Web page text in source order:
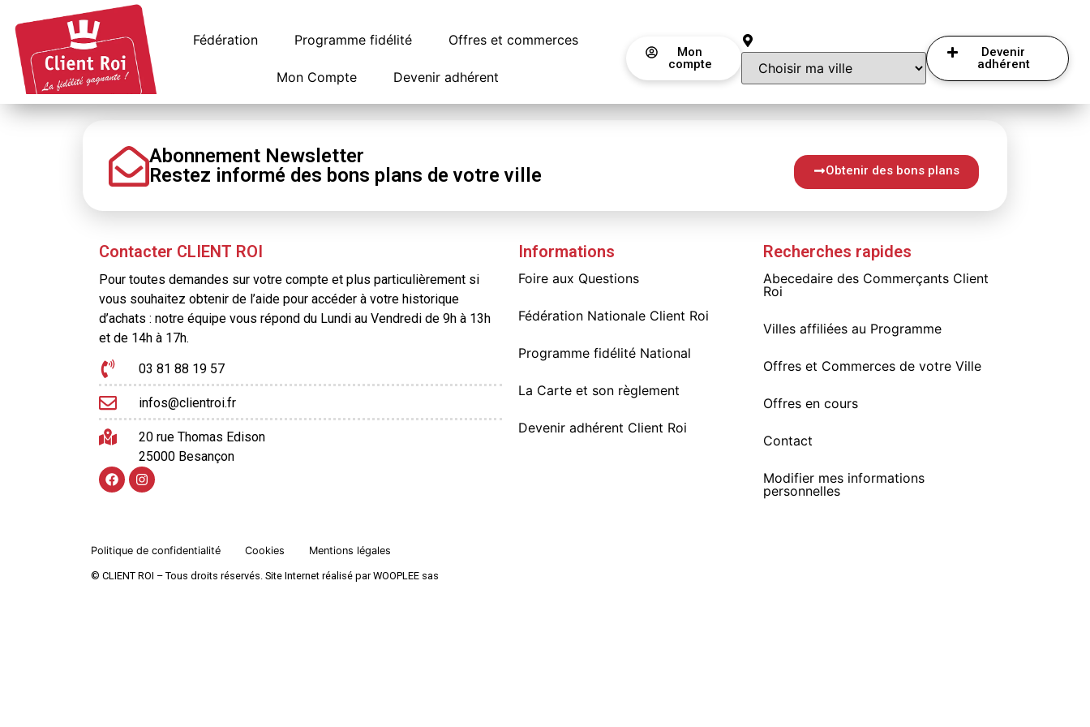
Fédération Programme fidélité Offres et commerces
Mon Compte Devenir adhérent
Mon
compte
Devenir
adhérent
Abonnement Newsletter
Restez informé des bons plans de votre ville Obtenir des bons plans
Contacter CLIENT ROI
Pour toutes demandes sur votre compte et plus particulièrement si
vous souhaitez obtenir de l’aide pour accéder à votre historique
d’achats : notre équipe vous répond du Lundi au Vendredi de 9h à 13h
et de 14h à 17h.
03 81 88 19 57
infos@clientroi.fr
20 rue Thomas Edison
25000 Besançon
Informations
Foire aux Questions
Fédération Nationale Client Roi
Programme fidélité National
La Carte et son règlement
Devenir adhérent Client Roi
Recherches rapides
Abecedaire des Commerçants Client
Roi
Villes affiliées au Programme
Offres et Commerces de votre Ville
Offres en cours
Contact
Modifier mes informations
personnelles
Politique de confidentialité Cookies Mentions légales
© CLIENT ROI – Tous droits réservés. Site Internet réalisé par WOOPLEE sas
Panneau de gestion des cookies